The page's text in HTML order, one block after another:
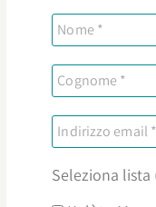
Seleziona lista